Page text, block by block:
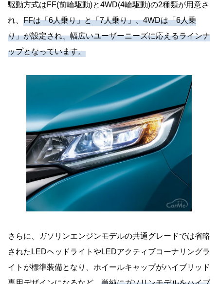
駆動方式はFF(前輪駆動)と4WD(4輪駆動)の2種類が用意さ
れ、 FFは「6人乗り」と「7人乗り」、4WDは「6人乗
り」が設定され、幅広いユーザーニーズに応えるラインナ
ップとなっています。
さらに、ガソリンエンジンモデルの共通グレードでは省略
されたLEDヘッドライトやLEDアクティブコーナリングラ
イトが標準装備となり、ホイールキャップがハイブリッド